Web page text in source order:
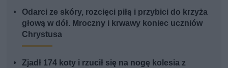
Odarci ze skóry, rozcięci piłą i przybici do krzyża
głową w dół. Mroczny i krwawy koniec uczniów
Chrystusa
Zjadł 174 koty i rzucił się na nogę kolesia z